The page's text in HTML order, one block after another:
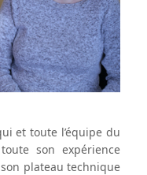
et toute l’équipe du
son expérience
plateau technique